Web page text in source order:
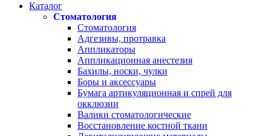
Каталог
Стоматология
Стоматология
Адгезивы, протравка
Аппликаторы
Аппликационная анестезия
Бахилы, носки, чулки
Боры и аксессуары
Бумага артикуляционная и спрей для
окклюзии
Валики стоматологические
Восстановление костной ткани